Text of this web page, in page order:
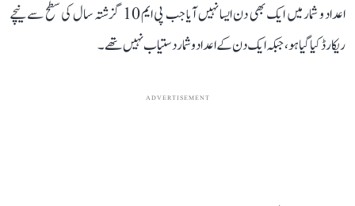
اعداد و شمار میں ایک بھی دن ایسا نہیں آیا جب پی ایم 10 گزشتہ سال کی سطح سے نیچے
ریکارڈ کیا گیا ہو، جبکہ ایک دن کے اعداد و شمار دستیاب نہیں تھے۔
ADVERTISEMENT